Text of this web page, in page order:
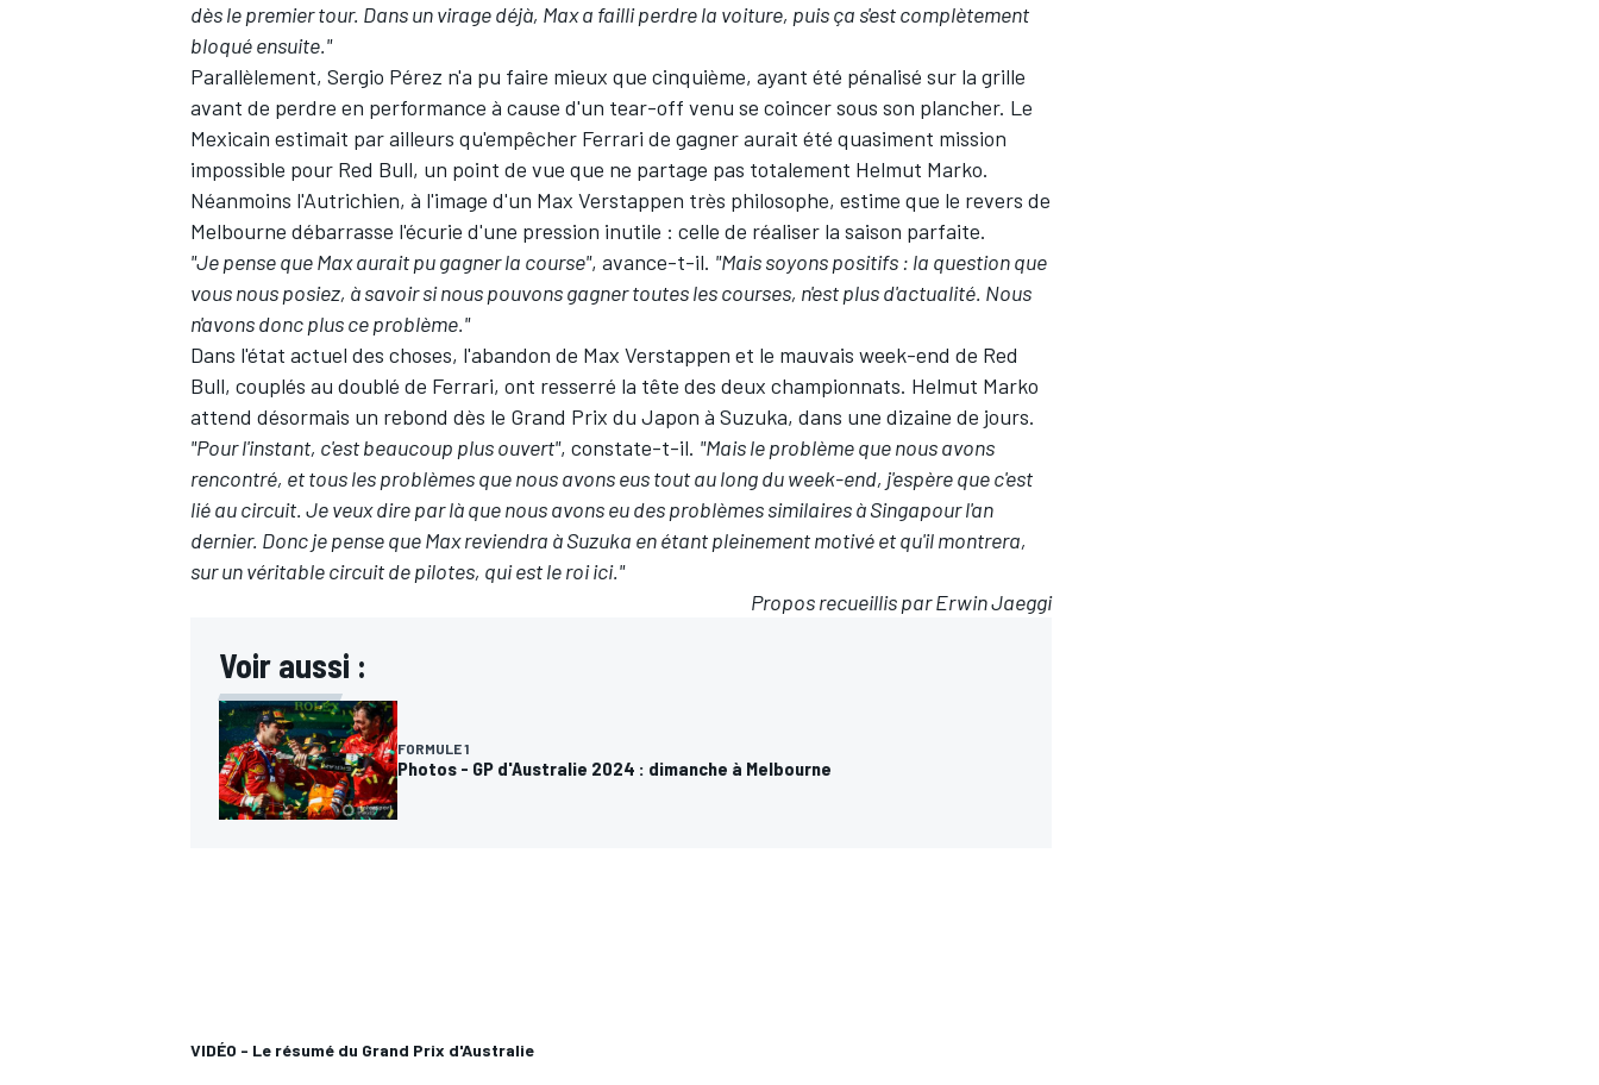
dès le premier tour. Dans un virage déjà, Max a failli perdre la voiture, puis ça s'est complètement
bloqué ensuite."
Parallèlement, Sergio Pérez n'a pu faire mieux que cinquième, ayant été pénalisé sur la grille
avant de perdre en performance à cause d'un tear-off venu se coincer sous son plancher. Le
Mexicain estimait par ailleurs qu'empêcher Ferrari de gagner aurait été quasiment mission
impossible pour Red Bull, un point de vue que ne partage pas totalement Helmut Marko.
Néanmoins l'Autrichien, à l'image d'un Max Verstappen très philosophe, estime que le revers de
Melbourne débarrasse l'écurie d'une pression inutile : celle de réaliser la saison parfaite.
"Je pense que Max aurait pu gagner la course", avance-t-il. "Mais soyons positifs : la question que
vous nous posiez, à savoir si nous pouvons gagner toutes les courses, n'est plus d'actualité. Nous
n'avons donc plus ce problème."
Dans l'état actuel des choses, l'abandon de Max Verstappen et le mauvais week-end de Red
Bull, couplés au doublé de Ferrari, ont resserré la tête des deux championnats. Helmut Marko
attend désormais un rebond dès le Grand Prix du Japon à Suzuka, dans une dizaine de jours.
"Pour l'instant, c'est beaucoup plus ouvert", constate-t-il. "Mais le problème que nous avons
rencontré, et tous les problèmes que nous avons eus tout au long du week-end, j'espère que c'est
lié au circuit. Je veux dire par là que nous avons eu des problèmes similaires à Singapour l'an
dernier. Donc je pense que Max reviendra à Suzuka en étant pleinement motivé et qu'il montrera,
sur un véritable circuit de pilotes, qui est le roi ici."
Propos recueillis par Erwin Jaeggi
Voir aussi :
FORMULE 1
Photos - GP d'Australie 2024 : dimanche à Melbourne
VIDÉO - Le résumé du Grand Prix d'Australie